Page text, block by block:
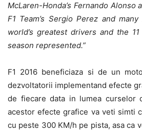
McLaren-Honda’s Fernando Alonso
F1 Team’s Sergio Perez and
world’s greatest drivers and the
season represented.”
F1 2016 beneficiaza si de un
dezvoltatorii implementand efecte
de fiecare data in lumea curselor
acestor efecte grafice va veti simti
cu peste 300 KM/h pe pista, asa ca